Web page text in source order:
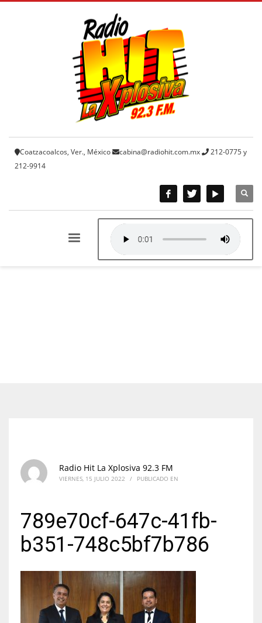
Coatzacoalcos, Ver., México cabina@radiohit.com.mx
212-0775 y
212-9914
Radio Hit La Xplosiva 92.3 FM
VIERNES, 15 JULIO 2022 / PUBLICADO EN
789e70cf-647c-41fb-
b351-748c5bf7b786